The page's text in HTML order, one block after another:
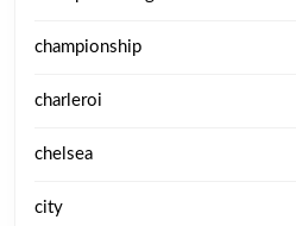
championship
charleroi
chelsea
city